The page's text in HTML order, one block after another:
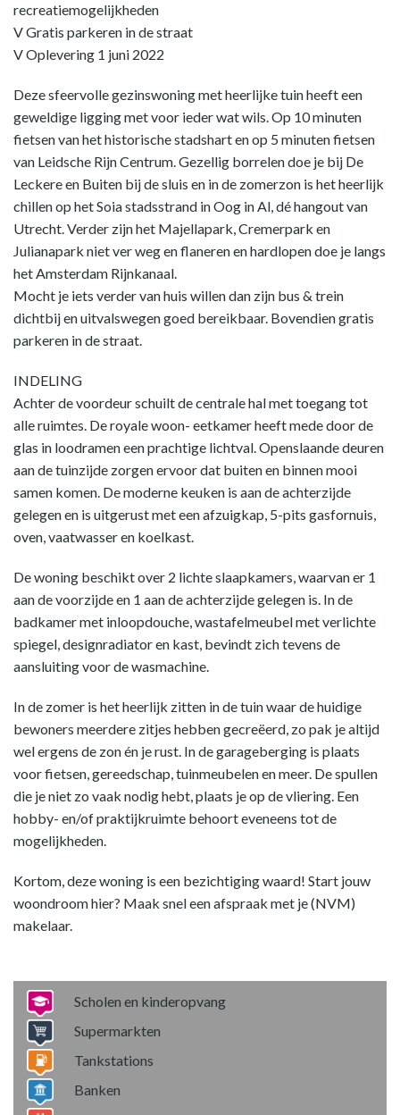
recreatiemogelijkheden
V Gratis parkeren in de straat
V Oplevering 1 juni 2022
Deze sfeervolle gezinswoning met heerlijke tuin heeft een
geweldige ligging met voor ieder wat wils. Op 10 minuten
fietsen van het historische stadshart en op 5 minuten fietsen
van Leidsche Rijn Centrum. Gezellig borrelen doe je bij De
Leckere en Buiten bij de sluis en in de zomerzon is het heerlijk
chillen op het Soia stadsstrand in Oog in Al, dé hangout van
Utrecht. Verder zijn het Majellapark, Cremerpark en
Julianapark niet ver weg en flaneren en hardlopen doe je langs
het Amsterdam Rijnkanaal.
Mocht je iets verder van huis willen dan zijn bus & trein
dichtbij en uitvalswegen goed bereikbaar. Bovendien gratis
parkeren in de straat.
INDELING
Achter de voordeur schuilt de centrale hal met toegang tot
alle ruimtes. De royale woon- eetkamer heeft mede door de
glas in loodramen een prachtige lichtval. Openslaande deuren
aan de tuinzijde zorgen ervoor dat buiten en binnen mooi
samen komen. De moderne keuken is aan de achterzijde
gelegen en is uitgerust met een afzuigkap, 5-pits gasfornuis,
oven, vaatwasser en koelkast.
De woning beschikt over 2 lichte slaapkamers, waarvan er 1
aan de voorzijde en 1 aan de achterzijde gelegen is. In de
badkamer met inloopdouche, wastafelmeubel met verlichte
spiegel, designradiator en kast, bevindt zich tevens de
aansluiting voor de wasmachine.
In de zomer is het heerlijk zitten in de tuin waar de huidige
bewoners meerdere zitjes hebben gecreëerd, zo pak je altijd
wel ergens de zon én je rust. In de garageberging is plaats
voor fietsen, gereedschap, tuinmeubelen en meer. De spullen
die je niet zo vaak nodig hebt, plaats je op de vliering. Een
hobby- en/of praktijkruimte behoort eveneens tot de
mogelijkheden.
Kortom, deze woning is een bezichtiging waard! Start jouw
woondroom hier? Maak snel een afspraak met je (NVM)
makelaar.
Scholen en kinderopvang
Supermarkten
Tankstations
Banken